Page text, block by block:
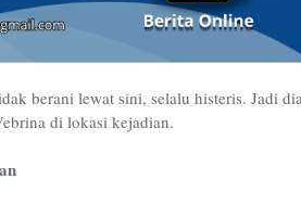
berani lewat sini, selalu histeris. Jadi
di lokasi kejadian.